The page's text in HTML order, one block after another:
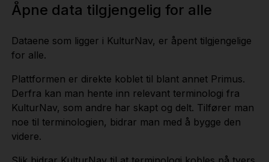
Åpne data tilgjengelig for alle
Dataene som ligger i KulturNav, er åpent tilgjengelige
for alle.
Plattformen er direkte koblet til blant annet Primus.
Derfra kan man hente inn relevant terminologi fra
KulturNav, som andre har skapt og delt. Tilfører man
noe til terminologien, bidrar man med å bygge den
videre.